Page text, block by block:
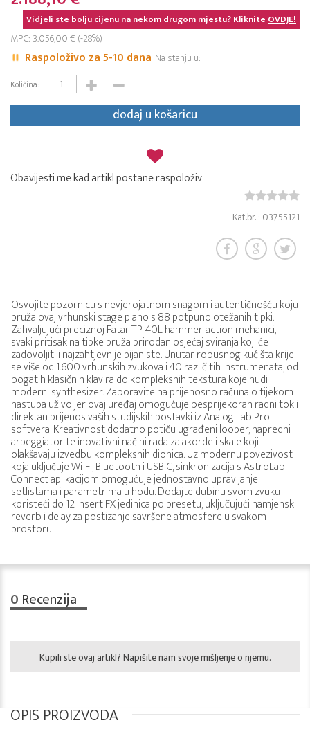
Vidjeli ste bolju cijenu na nekom drugom mjestu? KlikniteOVDJE!
MPC: 3.056,00 € (-28%)
Raspoloživo za 5-10 dana Na stanju u:
Količina:
dodaj u košaricu
Obavijesti me kad artikl postane raspoloživ
Kat.br. : 03755121
Osvojite pozornicu s nevjerojatnom snagom i autentičnošću koju
pruža ovaj vrhunski stage piano s 88 potpuno otežanih tipki.
Zahvaljujući preciznoj Fatar TP-40L hammer-action mehanici,
svaki pritisak na tipke pruža prirodan osjećaj sviranja koji će
zadovoljiti i najzahtjevnije pijaniste. Unutar robusnog kućišta krije
se više od 1.600 vrhunskih zvukova i 40 različitih instrumenata, od
bogatih klasičnih klavira do kompleksnih tekstura koje nudi
moderni synthesizer. Zaboravite na prijenosno računalo tijekom
nastupa uživo jer ovaj uređaj omogućuje besprijekoran radni tok i
direktan prijenos vaših studijskih postavki iz Analog Lab Pro
softvera. Kreativnost dodatno potiču ugrađeni looper, napredni
arpeggiator te inovativni načini rada za akorde i skale koji
olakšavaju izvedbu kompleksnih dionica. Uz modernu povezivost
koja uključuje Wi-Fi, Bluetooth i USB-C, sinkronizacija s AstroLab
Connect aplikacijom omogućuje jednostavno upravljanje
setlistama i parametrima u hodu. Dodajte dubinu svom zvuku
koristeći do 12 insert FX jedinica po presetu, uključujući namjenski
reverb i delay za postizanje savršene atmosfere u svakom
prostoru.
0 Recenzija
Kupili ste ovaj artikl? Napišite nam svoje mišljenje o njemu.
OPIS PROIZVODA